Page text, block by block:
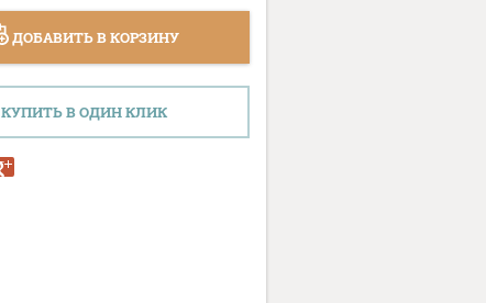
ДОБАВИТЬ В КОРЗИНУ
КУПИТЬ В ОДИН КЛИК